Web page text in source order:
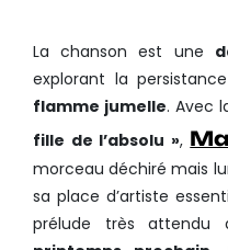
La chanson est une
explorant la
flamme jumelle. Avec
fille de l’absolu »,
morceau déchiré mais
sa place d’artiste
prélude très attendu